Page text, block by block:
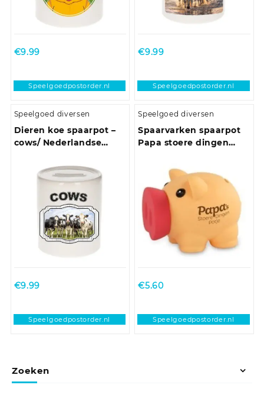
€9.99
Speelgoedpostorder.nl
€9.99
Speelgoedpostorder.nl
Speelgoed diversen
Dieren koe spaarpot –
cows/ Nederlandse
kinderen 9 cm
€9.99
Speelgoedpostorder.nl
Speelgoed diversen
Spaarvarken spaarpot
Papa stoere dingen
€5.60
Speelgoedpostorder.nl
Zoeken